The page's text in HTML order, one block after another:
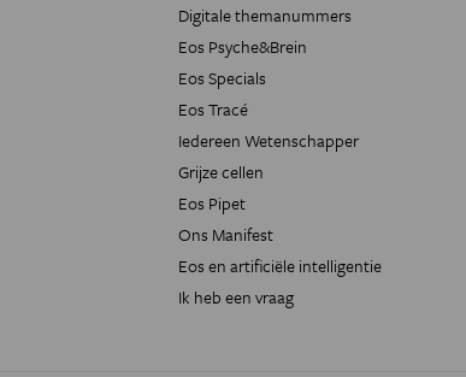
Digitale themanummers
Eos Psyche&Brein
Eos Specials
Eos Tracé
Iedereen Wetenschapper
Grijze cellen
Eos Pipet
Ons Manifest
Eos en artificiële intelligentie
Ik heb een vraag